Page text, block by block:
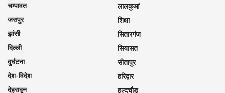
चम्पावत
जसपुर
झांसी
दिल्ली
दुर्घटना
देश-विदेश
देहरादून
लालकुआं
शिक्षा
सितारगंज
सियासत
सीतापुर
हरिद्वार
हल्दुचौड़